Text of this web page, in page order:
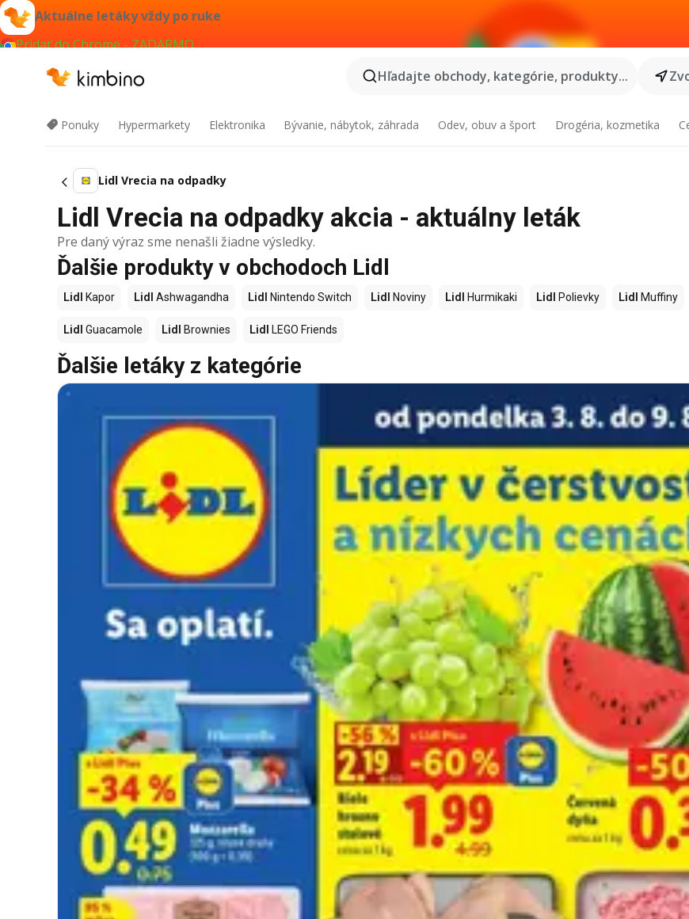
Aktuálne letáky vždy po ruke
Pridať do Chrome - ZADARMO
Hľadajte obchody, kategórie, produkty...
Ponuky Hypermarkety Elektronika Bývanie, nábytok, záhrada Odev, obuv a šport Drogéria, kozmetika
Lidl Vrecia na odpadky
Lidl Vrecia na odpadky akcia - aktuálny leták
Pre daný výraz sme nenašli žiadne výsledky.
Ďalšie produkty v obchodoch Lidl
Lidl Kapor Lidl Ashwagandha Lidl Nintendo Switch Lidl Noviny Lidl Hurmikaki Lidl Polievky Lidl Muffiny
Lidl Guacamole Lidl Brownies Lidl LEGO Friends
Ďalšie letáky z kategórie